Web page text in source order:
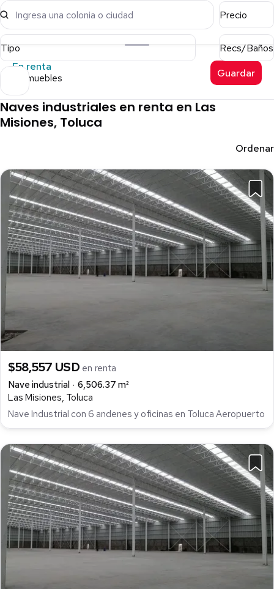
Ingresa una colonia o ciudad Precio
Tipo
Recs/Baños
En renta
2 inmuebles Guardar
Naves industriales en renta en Las
Misiones, Toluca
Ordenar
$58,557 USD en renta
Nave industrial
6,506.37 m²
Las Misiones, Toluca
Nave Industrial con 6 andenes y oficinas en Toluca Aeropuerto